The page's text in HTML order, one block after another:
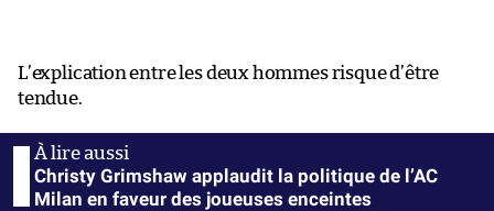
L’explication entre les deux hommes risque d’être
tendue.
Christy Grimshaw applaudit la politique de l’AC
Milan en faveur des joueuses enceintes